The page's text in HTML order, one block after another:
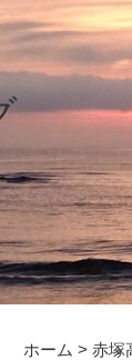
ホーム > 赤塚